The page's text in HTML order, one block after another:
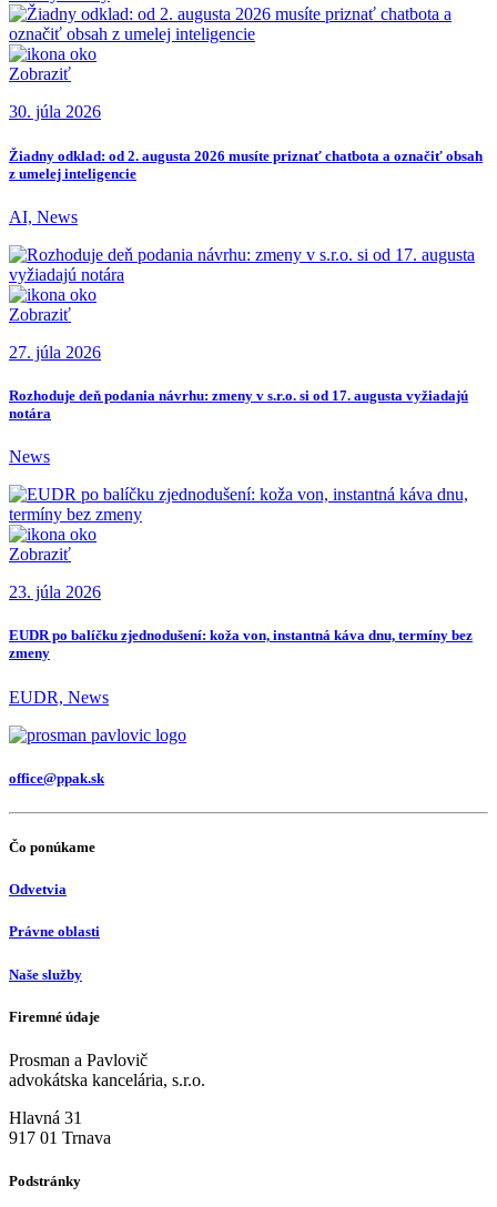
Zobraziť
30. júla 2026
Žiadny odklad: od 2. augusta 2026 musíte priznať chatbota a označiť obsah
z umelej inteligencie
AI, News
Zobraziť
27. júla 2026
Rozhoduje deň podania návrhu: zmeny v s.r.o. si od 17. augusta vyžiadajú
notára
News
Zobraziť
23. júla 2026
EUDR po balíčku zjednodušení: koža von, instantná káva dnu, termíny bez
zmeny
EUDR, News
office@ppak.sk
Čo ponúkame
Odvetvia
Právne oblasti
Naše služby
Firemné údaje
Prosman a Pavlovič
advokátska kancelária, s.r.o.
Hlavná 31
917 01 Trnava
Podstránky